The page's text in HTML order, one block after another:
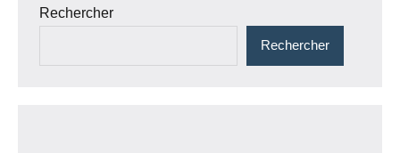
Rechercher
Rechercher